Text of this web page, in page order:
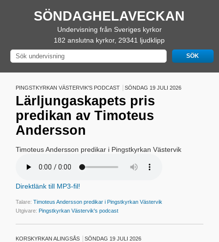
SÖNDAGHELAVECKAN
Undervisning från Sveriges kyrkor
182 anslutna kyrkor, 29341 ljudklipp
PINGSTKYRKAN VÄSTERVIK'S PODCAST SÖNDAG 19 JULI 2026
Lärljungaskapets pris
predikan av Timoteus
Andersson
Timoteus Andersson predikar i Pingstkyrkan Västervik
Direktlänk till MP3-fil!
Talare:Timoteus Andersson predikar i Pingstkyrkan Västervik
Utgivare:Pingstkyrkan Västervik's podcast
KORSKYRKAN ALINGSÅS SÖNDAG 19 JULI 2026